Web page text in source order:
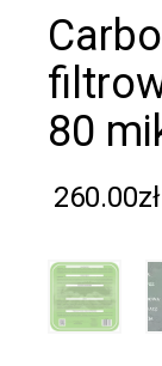
carbohumic 20l
80
260.00zł